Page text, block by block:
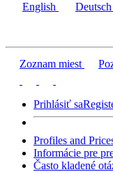
English Deutsch
Zoznam miest
Prihlásiť sa
Profiles and
Informácie pre
Často kladené